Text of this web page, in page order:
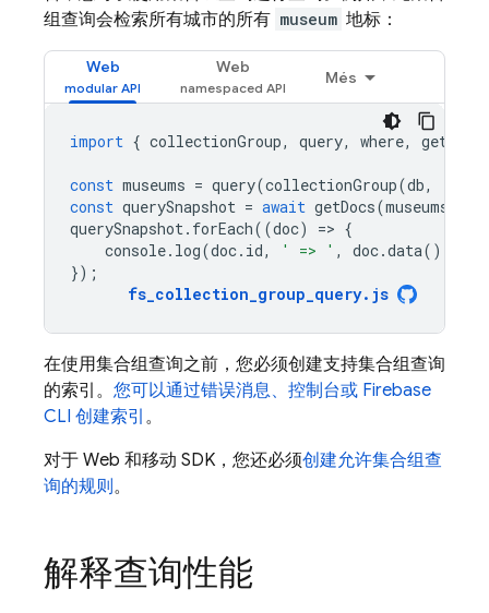
组查询会检索所有城市的所有 museum 地标：
Web Web
Més
import { collectionGroup, query, where, getDocs
const museums = query(collectionGroup(db,
const querySnapshot = await getDocs(museums
querySnapshot. forEach((doc) => {
console. log(doc. id, ' => ' , doc.data());
});
fs_collection_group_query. js
在使用集合组查询之前，您必须创建支持集合组查询
的索引。 您可以通过错误消息、控制台或 Firebase
CLI 创建索引 。
对于 Web 和移动 SDK，您还必须创建允许集合组查
询的规则。
解释查询性能